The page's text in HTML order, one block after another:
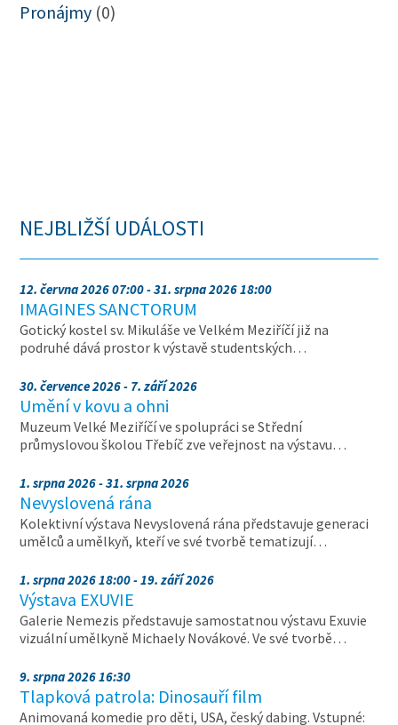
Pronájmy (0)
NEJBLIŽŠÍ UDÁLOSTI
12. června 2026 07:00 - 31. srpna 2026 18:00
IMAGINES SANCTORUM
Gotický kostel sv. Mikuláše ve Velkém Meziříčí již na
podruhé dává prostor k výstavě studentských…
30. července 2026 - 7. září 2026
Umění v kovu a ohni
Muzeum Velké Meziříčí ve spolupráci se Střední
průmyslovou školou Třebíč zve veřejnost na výstavu…
1. srpna 2026 - 31. srpna 2026
Nevyslovená rána
Kolektivní výstava Nevyslovená rána představuje generaci
umělců a umělkyň, kteří ve své tvorbě tematizují…
1. srpna 2026 18:00 - 19. září 2026
Výstava EXUVIE
Galerie Nemezis představuje samostatnou výstavu Exuvie
vizuální umělkyně Michaely Novákové. Ve své tvorbě…
9. srpna 2026 16:30
Tlapková patrola: Dinosauří film
Animovaná komedie pro děti, USA, český dabing. Vstupné: